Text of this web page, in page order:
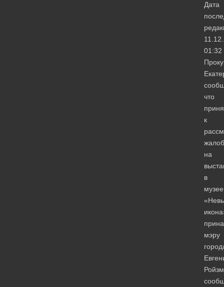
Дата
01:32
что
к
на
в
музее
мэру